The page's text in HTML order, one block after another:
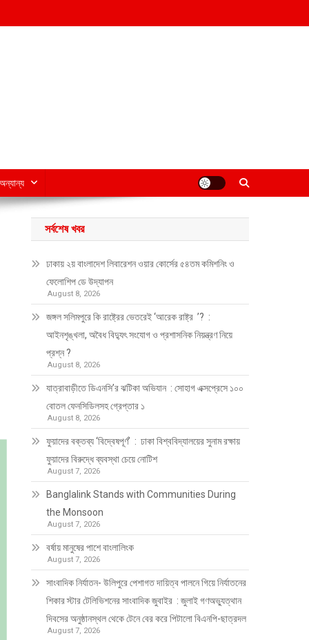
অন্যান্য
সর্বশেষ খবর
ঢাকায় ২য় বাংলাদেশ লিবারেশন ওয়ার কোর্সের ৫৪তম কমিশনিং ও
ফেলোশিপ ডে উদ্‌যাপন
August 8, 2026
জঙ্গল সলিমপুরে কি রাষ্ট্রের ভেতরেই ‘আরেক রাষ্ট্র ’? :
আইনশৃঙ্খলা, অবৈধ বিদ্যুৎ সংযোগ ও প্রশাসনিক নিয়ন্ত্রণ নিয়ে
প্রশ্ন ?
August 8, 2026
যাত্রাবাড়ীতে ডিএনসি’র ঝটিকা অভিযান : সোহাগ এক্সপ্রেসে ১০০
বোতল ফেনসিডিলসহ গ্রেপ্তার ১
August 8, 2026
ফুয়াদের বক্তব্য ‘বিদ্বেষপূর্ণ’ : ঢাকা বিশ্ববিদ্যালয়ের সুনাম রক্ষায়
ফুয়াদের বিরুদ্ধে ব্যবস্থা চেয়ে নোটিশ
August 7, 2026
Banglalink Stands with Communities During
the Monsoon
August 7, 2026
বর্ষায় মানুষের পাশে বাংলালিংক
August 7, 2026
সাংবাদিক নির্যাতন- উলিপুরে পেশাগত দায়িত্ব পালনে গিয়ে নির্যাতনের
শিকার স্টার টেলিভিশনের সাংবাদিক জুবাইর : জুলাই গণঅভ্যুত্থান
দিবসের অনুষ্ঠানস্থল থেকে টেনে বের করে পিটালো বিএনপি-ছাত্রদল
August 7, 2026